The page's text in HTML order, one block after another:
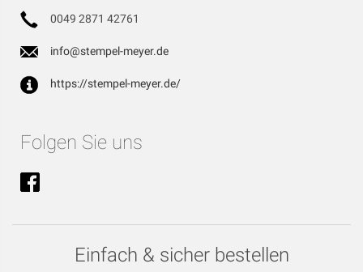
0049 2871 42761
info@stempel-meyer.de
https://stempel-meyer.de/
Folgen Sie uns
Einfach & sicher bestellen